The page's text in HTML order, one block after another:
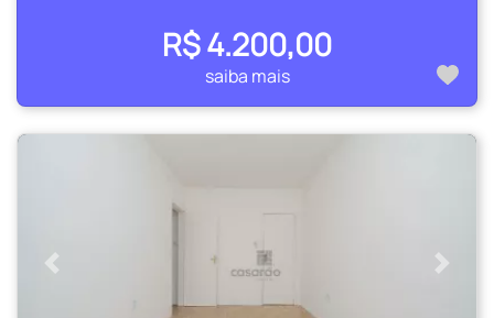
R$ 4.200,00
saiba mais
Anterior